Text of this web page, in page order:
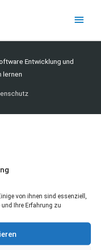
von ihnen sind essenziell,
Ihre Erfahrung zu
Entwicklung und
lernen